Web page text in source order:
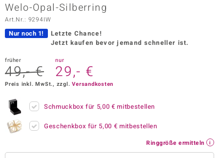
Vogue
Paraíso
Welo-Opal-Silberring
Art.Nr.: 9294IW
Nur noch 1!
Letzte Chance!
Jetzt kaufen bevor jemand schneller ist.
früher
49,- €
nur
29,- €
Preis inkl. MwSt., zzgl.Versandkosten
Schmuckbox für 5,00 € mitbestellen
Geschenkbox für 5,00 € mitbestellen
Ringgröße ermitteln